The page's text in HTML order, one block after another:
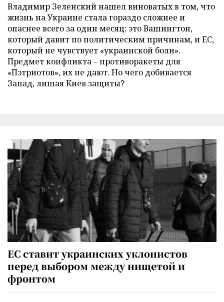
Владимир Зеленский нашел виноватых в том, что
жизнь на Украине стала гораздо сложнее и
опаснее всего за один месяц: это Вашингтон,
который давит по политическим причинам, и ЕС,
который не чувствует «украинской боли».
Предмет конфликта – противоракеты для
«Пэтриотов», их не дают. Но чего добивается
Запад, лишая Киев защиты?
ЕС ставит украинских уклонистов
перед выбором между нищетой и
фронтом